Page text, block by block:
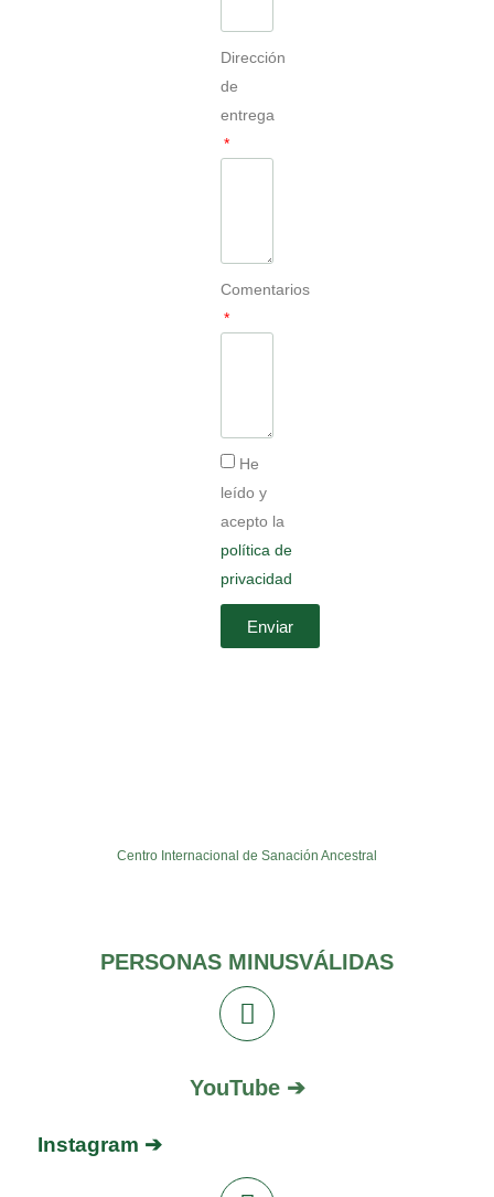
Dirección
de
entrega
Comentarios
He
leído y
acepto la
política de
privacidad
Enviar
Centro Internacional de Sanación Ancestral
PERSONAS MINUSVÁLIDAS
YouTube ➔
Instagram ➔